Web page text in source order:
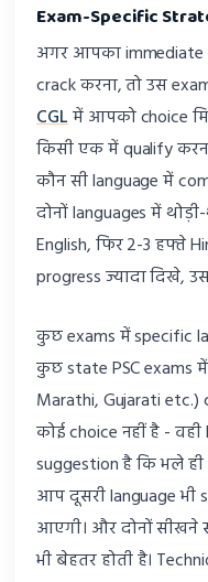
Exam-Specific
अगर आपका immediate
crack करना, तो उस
CGLमें आपको choice
किसी एक में qualify
कौन सी language में
दोनों languages में
English, फिर 2-3 हफ्ते
progress ज्यादा दिखे,
कुछ exams में specific
कुछ state PSC exams
Marathi, Gujarati etc.)
कोई choice नहीं है -
suggestion है कि भले
आप दूसरी language भी
आएगी। और दोनों सीखने
भी बेहतर होती है।